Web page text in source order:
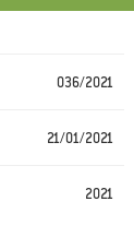
036/2021
21/01/2021
2021